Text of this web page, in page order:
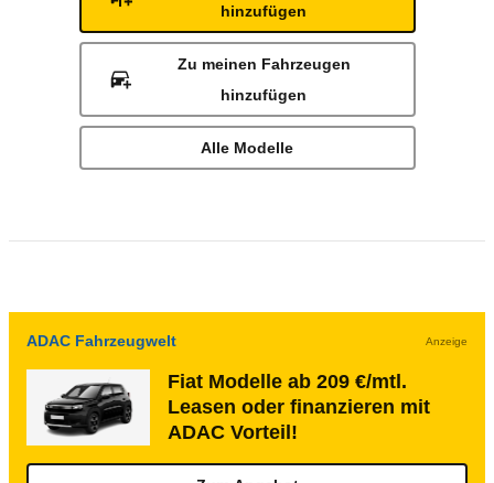
hinzufügen
Zu meinen Fahrzeugen
hinzufügen
Alle Modelle
ADAC Fahrzeugwelt Anzeige
Fiat Modelle ab 209 €/mtl.
Leasen oder finanzieren mit
ADAC Vorteil!